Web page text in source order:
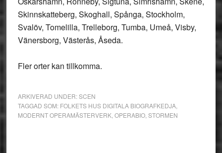
Skinnskatteberg, Skoghall, Spånga, Stockholm,
Svalöv, Tomelilla, Trelleborg, Tumba, Umeå, Visby,
Vänersborg, Västerås, Åseda.
Fler orter kan tillkomma.
ARKIVERAD UNDER:SCEN
TAGGAD SOM: FOLKETS HUS DIGITALA BIOGRAFKEDJA,
MODERNT OPERAMÄSTERVERK, OPERABIO, STORMEN